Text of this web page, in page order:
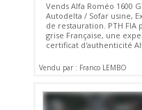
Vends Alfa Roméo 1600
Autodelta / Sofar usine,
de restauration. PTH FIA
grise Française, une
certificat d'authenticité
Vendu par : Franco LEMBO